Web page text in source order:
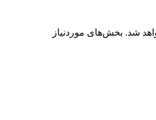
شد. بخش‌های موردنیاز